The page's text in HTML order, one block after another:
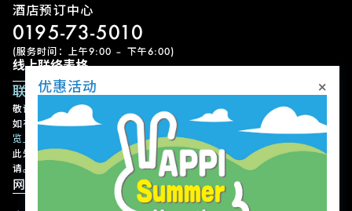
酒店预订中心
0195-73-5010
(服务时间：上午9:00 – 下午6:00)
线上联络表格
联络表单
敬请留意，我们可能需要一些时间才能回覆您的查询，敬请见谅。
如有急事，请以电话联络。各设施的联络方式请参考
「设施联络方式一
览」
此外，请注意我们不接受有关设施或节目的使用预约、变更或取消申
请。
网站导航
优惠活动 ×